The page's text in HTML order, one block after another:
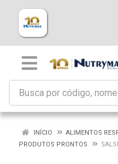
INÍCIO
ALIMENTOS
PRODUTOS PRONTOS